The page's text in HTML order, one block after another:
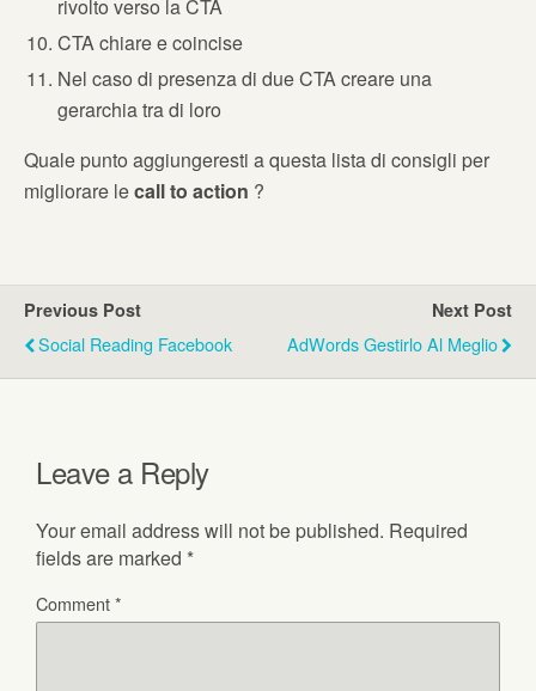
rivolto verso la CTA
CTA chiare e coincise
Nel caso di presenza di due CTA creare una
gerarchia tra di loro
Quale punto aggiungeresti a questa lista di consigli per
migliorare lecall to action ?
Previous Post
Social Reading Facebook
Next Post
AdWords Gestirlo Al Meglio
Leave a Reply
Your email address will not be published. Required
fields are marked *
Comment*